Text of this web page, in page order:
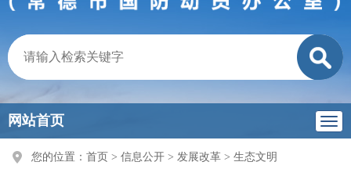
网站首页
您的位置： 首页 > 信息公开 > 发展改革 > 生态文明